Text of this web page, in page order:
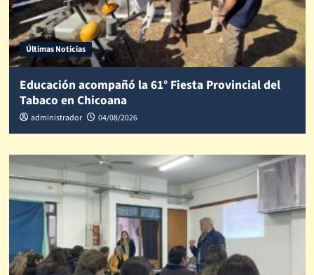
Últimas Noticias
Educación acompañó la 61° Fiesta Provincial del
Tabaco en Chicoana
administrador 04/08/2026